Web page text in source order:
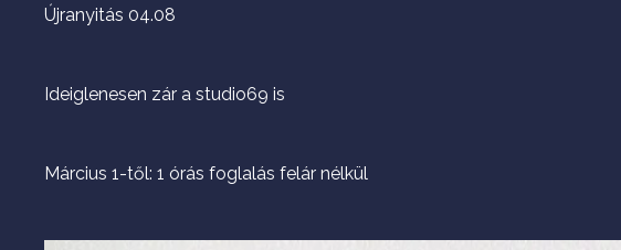
Újranyitás 04.08
Ideiglenesen zár a studio69 is
Március 1-től: 1 órás foglalás felár nélkül